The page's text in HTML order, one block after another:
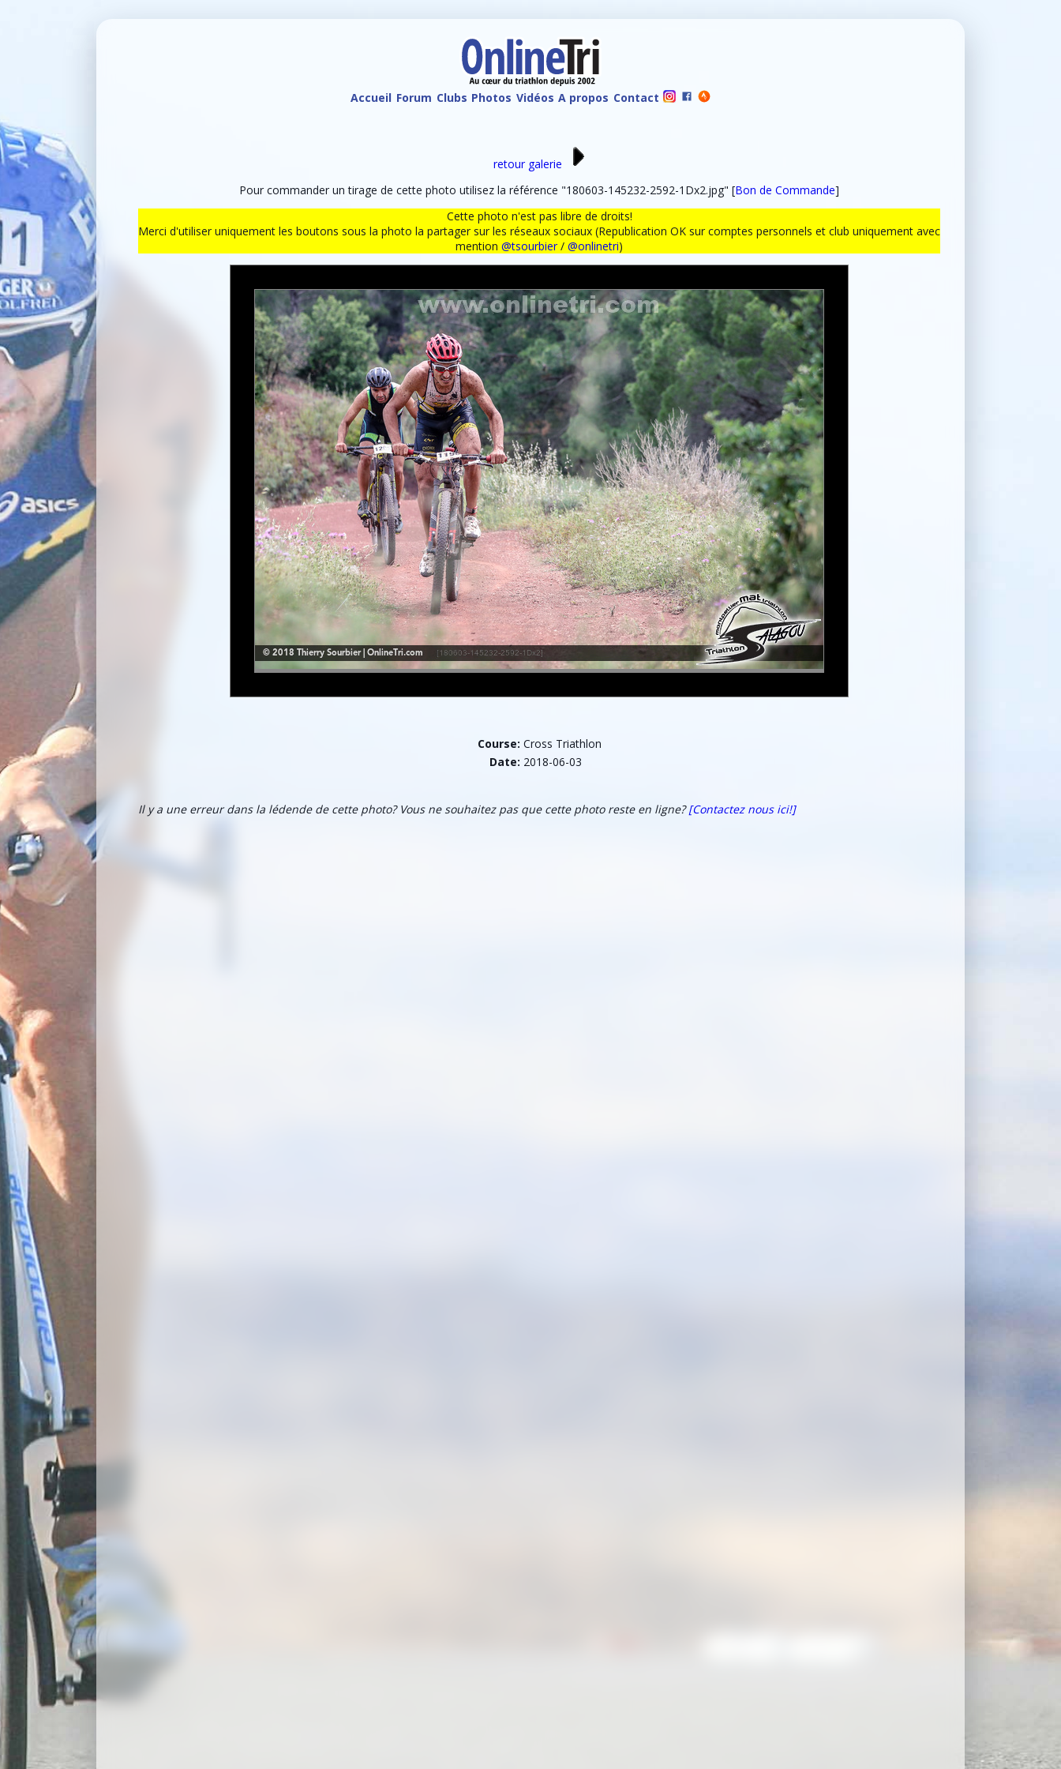
Accueil Forum Clubs Photos Vidéos A propos Contact
retour galerie
Pour commander un tirage de cette photo utilisez la référence "180603-145232-2592-1Dx2.jpg" [Bon de Commande]
Cette photo n'est pas libre de droits!
Merci d'utiliser uniquement les boutons sous la photo la partager sur les réseaux sociaux (Republication OK sur comptes personnels et club uniquement avec
mention @tsourbier/ @onlinetri)
Course: Cross Triathlon
Date: 2018-06-03
Il y a une erreur dans la lédende de cette photo? Vous ne souhaitez pas que cette photo reste en ligne?[Contactez nous ici!]